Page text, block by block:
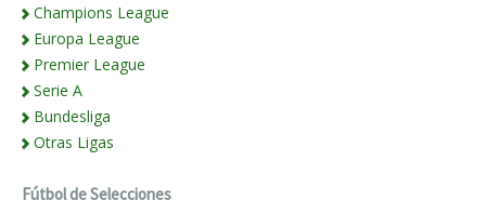
Champions League
Europa League
Premier League
Serie A
Bundesliga
Otras Ligas
Fútbol de Selecciones